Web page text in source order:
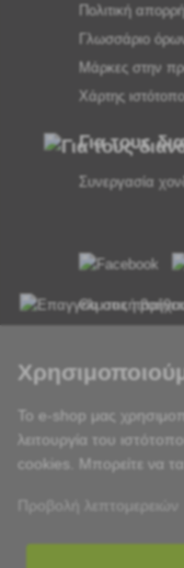
Πολιτική
Γλωσσάριο
Μάρκες στην
Χάρτης
Για τους
Συνεργασία
Θα σας
Παράδοση
Το e-shop μας
λειτουργία του
cookies. Μπορείτε να τα